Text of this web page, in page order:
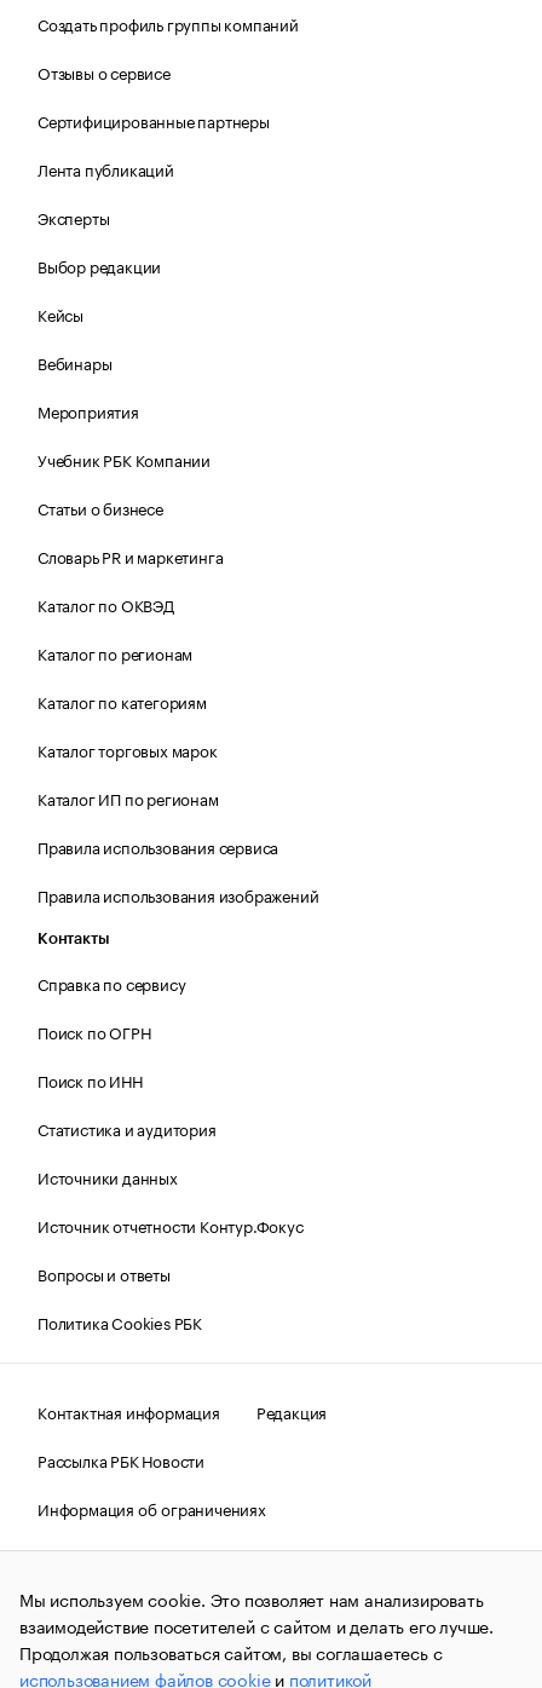
Создать профиль группы компаний
Отзывы о сервисе
Сертифицированные партнеры
Лента публикаций
Эксперты
Выбор редакции
Кейсы
Вебинары
Мероприятия
Учебник РБК Компании
Статьи о бизнесе
Словарь PR и маркетинга
Каталог по ОКВЭД
Каталог по регионам
Каталог по категориям
Каталог торговых марок
Каталог ИП по регионам
Правила использования сервиса
Правила использования изображений
Контакты
Справка по сервису
Поиск по ОГРН
Поиск по ИНН
Статистика и аудитория
Источники данных
Источник отчетности Контур.Фокус
Вопросы и ответы
Политика Cookies РБК
Контактная информация
Редакция
Рассылка РБК Новости
Информация об ограничениях
Правовая информация
О соблюдении авторских прав
© АО «РОСБИЗНЕСКОНСАЛТИНГ»,1995–2026.Сообщения
и материалы информационного агентства «РБК»
(зарегистрировано Федеральной службой по надзору в сфере
связи, информационных технологий и массовых
коммуникаций (Роскомнадзор) 09.12.2015 за номером ИА
Мы используем cookie. Это позволяет нам анализировать
взаимодействие посетителей с сайтом и делать его лучше.
Продолжая пользоваться сайтом, вы соглашаетесь с
использованием файлов cookieи политикой